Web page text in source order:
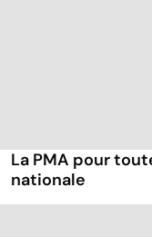
La PMA pour
nationale